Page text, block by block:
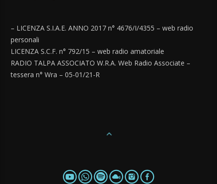
– LICENZA S.I.A.E. ANNO 2017 n° 4676/I/4355 – web radio
personali
LICENZA S.C.F. n° 792/15 – web radio amatoriale
RADIO TALPA ASSOCIATO W.R.A. Web Radio Associate –
tessera n° Wra – 05-01/21-R